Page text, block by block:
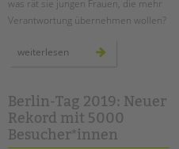
was rät sie jungen Frauen, die mehr
Verantwortung übernehmen wollen?
weiterlesen frauen
perspektiven
Berlin-Tag 2019: Neuer
Rekord mit 5000
Besucher*innen